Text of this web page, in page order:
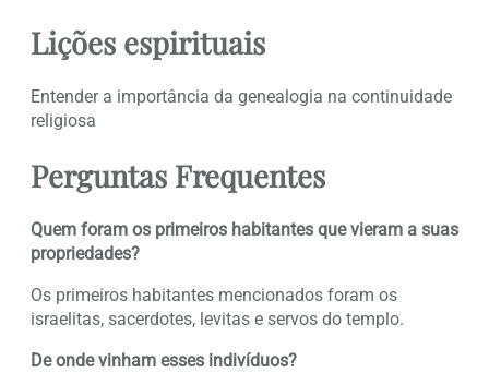
Lições espirituais
Entender a importância da genealogia na continuidade
religiosa
Perguntas Frequentes
Quem foram os primeiros habitantes que vieram a suas
propriedades?
Os primeiros habitantes mencionados foram os
israelitas, sacerdotes, levitas e servos do templo.
De onde vinham esses indivíduos?